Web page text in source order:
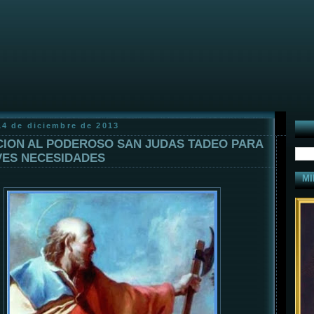
de diciembre de 2013
AL PODEROSO SAN JUDAS TADEO PARA
NECESIDADES